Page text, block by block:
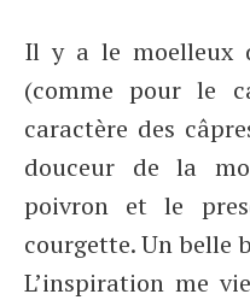
Il y a le moelleux
(comme pour le
caractère des
douceur de la
poivron et le
courgette. Un belle
L’inspiration me